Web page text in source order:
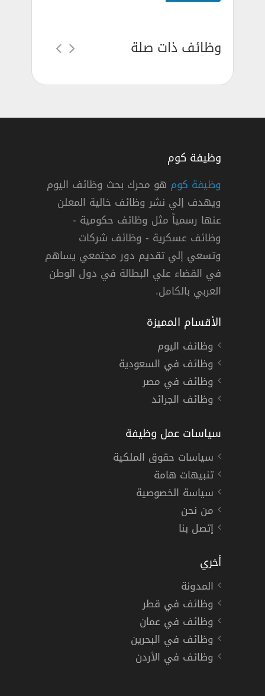
وظائف ذات صلة
« السعودية » ,الرياض,جدة ,الدمام
دوام كامل
وظيفة كوم
وظيفة كوم هو محرك بحث وظائف اليوم
ويهدف إلي نشر وظائف خالية المعلن
عنها رسمياً مثل وظائف حكومية -
وظائف عسكرية - وظائف شركات
وتسعي إلي تقديم دور مجتمعي يساهم
في القضاء علي البطالة في دول الوطن
العربي بالكامل.
الأقسام المميزة
وظائف اليوم
وظائف في السعودية
وظائف في مصر
وظائف الجرائد
سياسات عمل وظيفة
سياسات حقوق الملكية
تنبيهات هامة
سياسة الخصوصية
من نحن
إتصل بنا
أخري
المدونة
وظائف في قطر
وظائف في عمان
وظائف في البحرين
وظائف في الأردن